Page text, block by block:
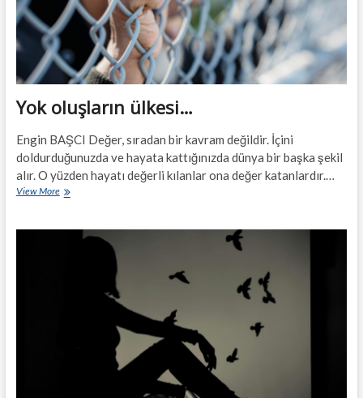
Yok oluşların ülkesi…
Engin BAŞCI Değer, sıradan bir kavram değildir. İçini
doldurduğunuzda ve hayata kattığınızda dünya bir başka şekil
alır. O yüzden hayatı değerli kılanlar ona değer katanlardır.…
View MoreYok